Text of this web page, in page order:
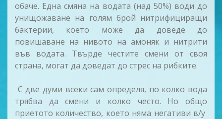
обаче. Една смяна на водата (над 50%) води до
унищожаване на голям брой нитрифициращи
бактерии, което може да доведе до
повишаване на нивото на амоняк и нитрити
във водата. Твърде честите смени от своя
страна, могат да доведат до стрес на рибките.
С две думи всеки сам определя, по колко вода
трябва да смени и колко често. Но общо
приетото количество, което няма негативи в/у